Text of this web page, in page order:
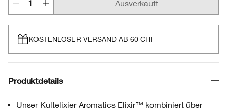
Ausverkauft
KOSTENLOSER VERSAND AB 60 CHF
Produktdetails
Unser Kultelixier Aromatics Elixir™ kombiniert über